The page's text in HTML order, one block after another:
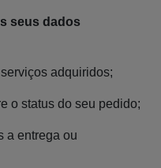
seus dados
adquiridos;
o status do seu pedido;
a entrega ou